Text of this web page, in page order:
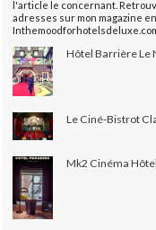
l'article le concernant.
adresses sur mon magazine
Hôtel Barrière Le
Le Ciné-Bistrot
Mk2 Cinéma